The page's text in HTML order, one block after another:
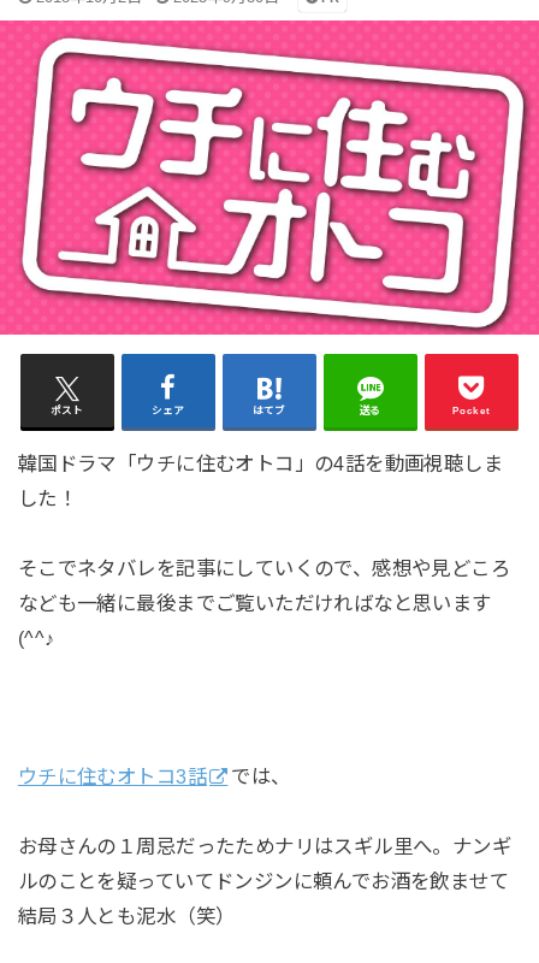
ポスト シェア はてブ 送る Pocket
韓国ドラマ「ウチに住むオトコ」の4話を動画視聴しま
した！
そこでネタバレを記事にしていくので、感想や見どころ
なども一緒に最後までご覧いただければなと思います
(^^♪
ウチに住むオトコ3話 では、
お母さんの１周忌だったためナリはスギル里へ。ナンギ
ルのことを疑っていてドンジンに頼んでお酒を飲ませて
結局３人とも泥水（笑）